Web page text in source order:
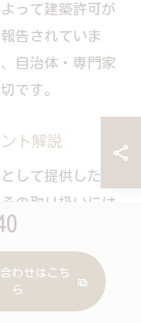
って建築許可が
告されていま
自治体・専門家
です。
ト解説
して提供した部
の取り扱いには
ック部分の所有
いて疑問を持つ
わせはこち
ら